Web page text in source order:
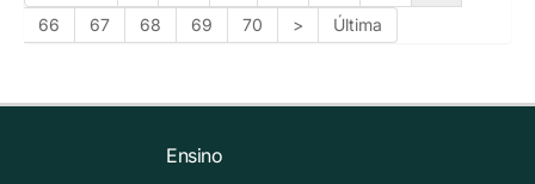
66
67 68 69 70 > Última
Ensino